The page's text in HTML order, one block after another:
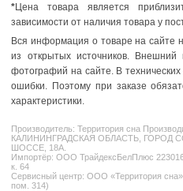
*Цена товара является
зависимости от наличия товара у
Вся информация о товаре на сайте
из открытых источников.
фотографий на сайте. В
ошибки. Поэтому при заказе
характеристики.
Производитель:Территория сна
КАЛИНИНГРАДСКАЯ ОБЛАСТЬ, ГОРОД
ШОССЕ, 18А.
Импортёр: ООО ТрайдексБелПлюс
к. 64
Сервисный центр: ООО «Территория
пом. 314)